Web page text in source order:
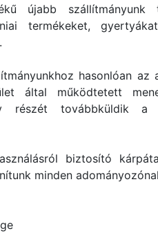
újabb szállítmányunk
termékeket,
hasonlóan az
által működtetett
részét továbbküldik
biztosító
minden